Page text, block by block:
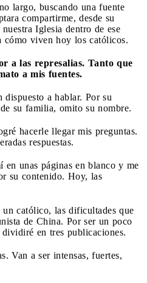
largo, buscando una fuente
compartirme, desde su
Iglesia dentro de ese
cómo viven hoy los católicos.
a las represalias. Tanto que
a mis fuentes.
a hablar. Por su
su familia, omito su nombre.
hacerle llegar mis preguntas.
respuestas.
unas páginas en blanco y me
su contenido. Hoy, las
católico, las dificultades que
de China. Por ser un poco
dividiré en tres publicaciones.
Van a ser intensas, fuertes,